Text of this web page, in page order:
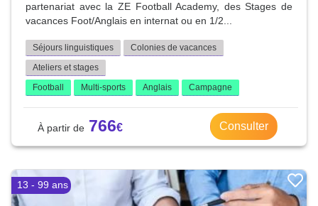
partenariat avec la ZE Football Academy, des Stages de
vacances Foot/Anglais en internat ou en 1/2...
Séjours linguistiques
Colonies de vacances
Ateliers et stages
Football
Multi-sports Anglais Campagne
766 Consulter
13 - 99 ans